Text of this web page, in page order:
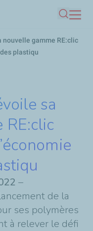
gamme RE:clic
plastiqu
sa
–
de la
ses polymères
à relever le défi